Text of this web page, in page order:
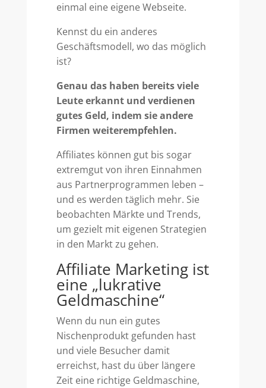
einmal eine eigene Webseite.
Kennst du ein anderes
Geschäftsmodell, wo das möglich
ist?
Genau das haben bereits viele
Leute erkannt und verdienen
gutes Geld, indem sie andere
Firmen weiterempfehlen.
Affiliates können gut bis sogar
extremgut von ihren Einnahmen
aus Partnerprogrammen leben –
und es werden täglich mehr. Sie
beobachten Märkte und Trends,
um gezielt mit eigenen Strategien
in den Markt zu gehen.
Affiliate Marketing ist
eine „lukrative
Geldmaschine“
Wenn du nun ein gutes
Nischenprodukt gefunden hast
und viele Besucher damit
erreichst, hast du über längere
Zeit eine richtige Geldmaschine,